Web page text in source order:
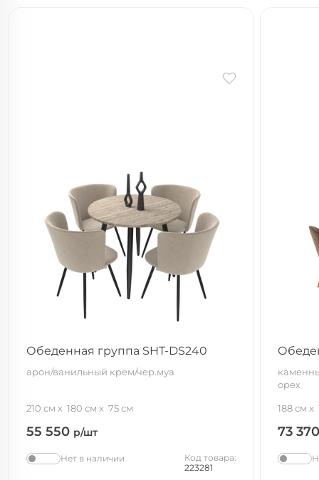
Обеденная группа SHT-DS240
арон/ванильный крем/чер.муа
210 см 180 см 75 см
55 550 р/шт
Нет в наличии
Код товара:
223281
орех
188 см
73